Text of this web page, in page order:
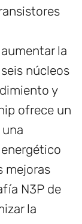
la
núcleos
y
ofrece un
mejoras
N3P de
la